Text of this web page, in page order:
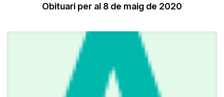
Obituari per al 8 de maig de 2020